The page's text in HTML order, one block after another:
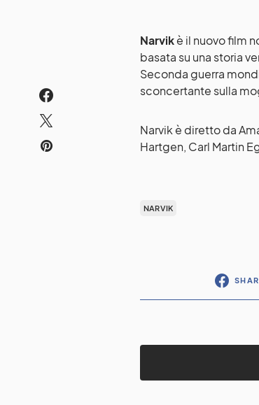
Narvikè il nuovo film
basata su una storia
Seconda guerra
sconcertante sulla
Narvik è diretto da
Hartgen, Carl Martin
NARVIK